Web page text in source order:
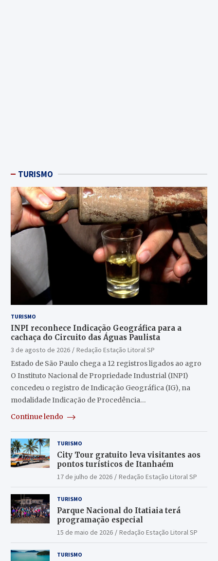
TURISMO
TURISMO
INPI reconhece Indicação Geográfica para a
cachaça do Circuito das Águas Paulista
3 de agosto de 2026
Redação Estação Litoral SP
Estado de São Paulo chega a 12 registros ligados ao agro
O Instituto Nacional de Propriedade Industrial (INPI)
concedeu o registro de Indicação Geográfica (IG), na
modalidade Indicação de Procedência…
Continue lendo
TURISMO
City Tour gratuito leva visitantes aos
pontos turísticos de Itanhaém
17 de julho de 2026 Redação Estação Litoral SP
TURISMO
Parque Nacional do Itatiaia terá
programação especial
15 de maio de 2026 Redação Estação Litoral SP
TURISMO